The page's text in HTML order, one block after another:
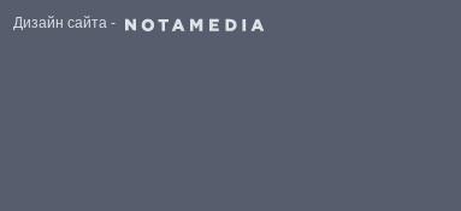
Дизайн сайта -